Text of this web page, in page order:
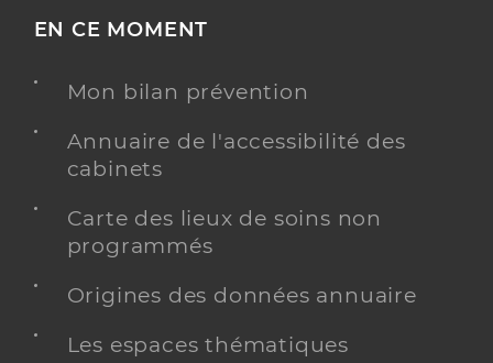
EN CE MOMENT
Mon bilan prévention
Annuaire de l'accessibilité des
cabinets
Carte des lieux de soins non
programmés
Origines des données annuaire
Les espaces thématiques